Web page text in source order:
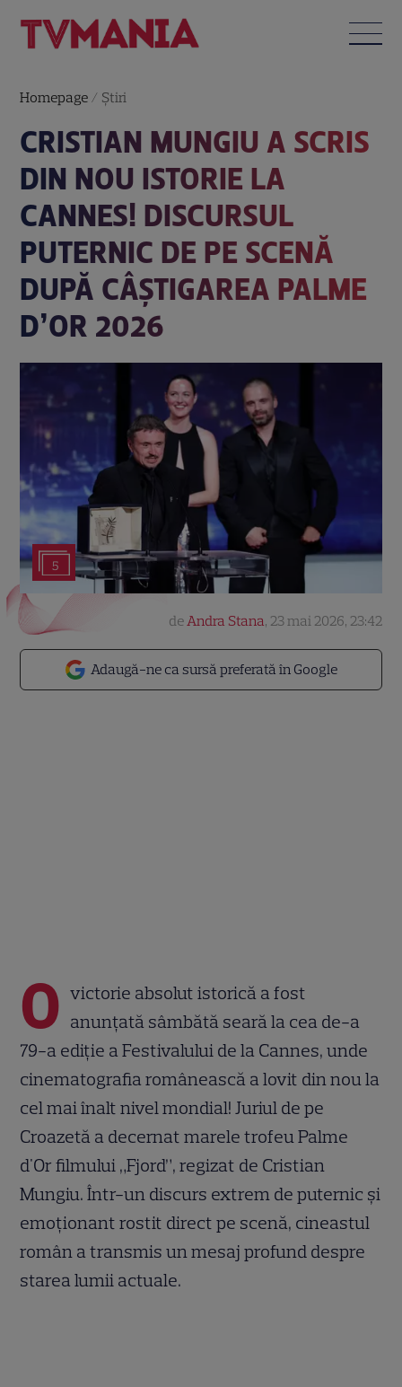
Homepage / Știri
CRISTIAN MUNGIU A SCRIS
DIN NOU ISTORIE LA
CANNES! DISCURSUL
PUTERNIC DE PE SCENĂ
DUPĂ CÂȘTIGAREA PALME
D’OR 2026
5
Adaugă-ne ca sursă preferată în Google
deAndra Stana, 23 mai 2026, 23:42
O victorie absolut istorică a fost
anunțată sâmbătă seară la cea de-a
79-a ediție a Festivalului de la Cannes, unde
cinematografia românească a lovit din nou la
cel mai înalt nivel mondial! Juriul de pe
Croazetă a decernat marele trofeu Palme
d'Or filmului „Fjord”, regizat de Cristian
Mungiu. Într-un discurs extrem de puternic și
emoționant rostit direct pe scenă, cineastul
român a transmis un mesaj profund despre
starea lumii actuale.